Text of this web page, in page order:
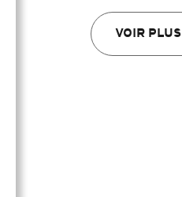
VOIR PLUS